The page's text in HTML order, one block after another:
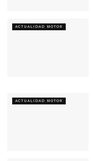
ACTUALIDAD MOTOR
ACTUALIDAD MOTOR